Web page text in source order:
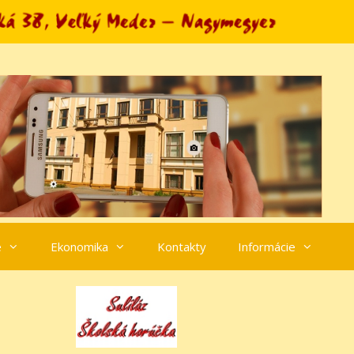
Ekonomika Kontakty Informácie